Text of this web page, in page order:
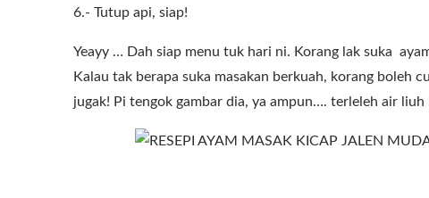
6.- Tutup api, siap!
Yeayy … Dah siap menu tuk hari ni. Korang lak suka
Kalau tak berapa suka masakan berkuah, korang boleh
jugak! Pi tengok gambar dia, ya ampun…. terleleh air